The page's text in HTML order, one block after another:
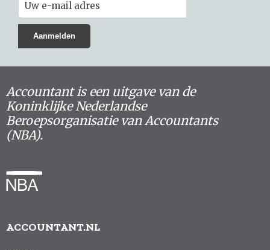
Accountant is een uitgave van de
Koninklijke Nederlandse
Beroepsorganisatie van Accountants
(NBA).
ACCOUNTANT.NL